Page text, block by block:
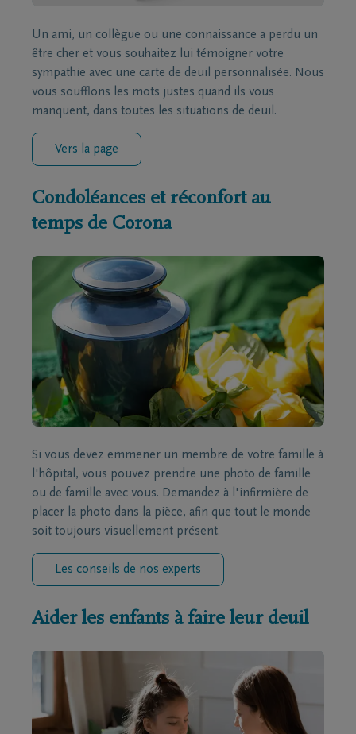
Un ami, un collègue ou une connaissance a perdu un
être cher et vous souhaitez lui témoigner votre
sympathie avec une carte de deuil personnalisée. Nous
vous soufflons les mots justes quand ils vous
manquent, dans toutes les situations de deuil.
Vers la page
Condoléances et réconfort au
temps de Corona
Si vous devez emmener un membre de votre famille à
l'hôpital, vous pouvez prendre une photo de famille
ou de famille avec vous. Demandez à l'infirmière de
placer la photo dans la pièce, afin que tout le monde
soit toujours visuellement présent.
Les conseils de nos experts
Aider les enfants à faire leur deuil